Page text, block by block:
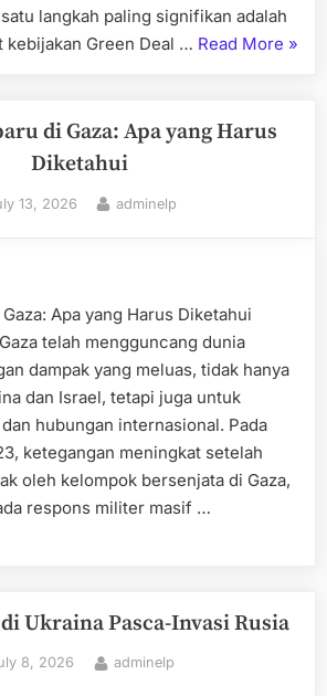
langkah paling signifikan adalah
kebijakan Green Deal … Read More »
di Gaza: Apa yang Harus
Diketahui
13, 2026 By
adminelp
Apa yang Harus Diketahui
telah mengguncang dunia
dampak yang meluas, tidak hanya
dan Israel, tetapi juga untuk
hubungan internasional. Pada
ketegangan meningkat setelah
oleh kelompok bersenjata di Gaza,
respons militer masif …
Ukraina Pasca-Invasi Rusia
8, 2026 By
adminelp